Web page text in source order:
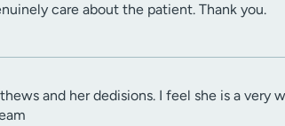
care about the patient. Thank you.
and her dedisions. I feel she is a